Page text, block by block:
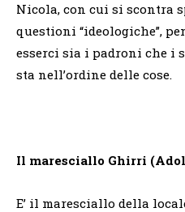
Nicola, con cui si scontra
questioni “ideologiche”,
esserci sia i padroni che i
sta nell’ordine delle cose.
Il maresciallo Ghirri
E’ il maresciallo della